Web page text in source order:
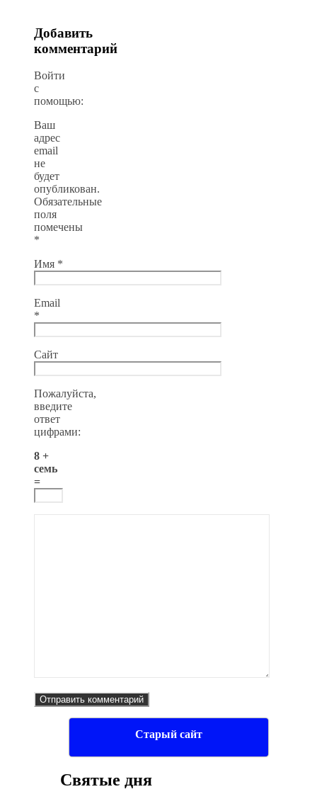
Добавить
комментарий
Войти
с
помощью:
Ваш
адрес
email
не
будет
опубликован.
Обязательные
поля
помечены
*
Имя *
Email
*
Сайт
Пожалуйста,
введите
ответ
цифрами:
8 +
семь
=
Старый сайт
Святые дня